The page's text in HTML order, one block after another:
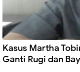
Kasus Martha
Ganti Rugi dan